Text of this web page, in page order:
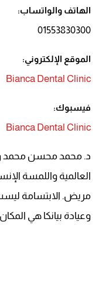
الهاتف والواتساب:
01553830300
الموقع الإلكتروني:
Bianca Dental Clinic
فيسبوك:
Bianca Dental Clinic
د. محمد محسن محمد
العالمية واللمسة
مريض. الابتسامة
وعيادة بيانكا هي